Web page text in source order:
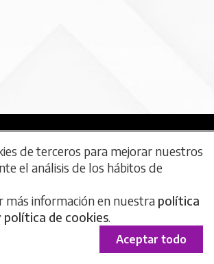
Política de cookies
uso
por
Insomnia Comunicación
de terceros para mejorar nuestros
el análisis de los hábitos de
más información en nuestra política
política de cookies.
Aceptar todo